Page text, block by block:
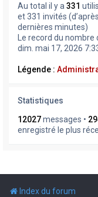
Au total il y a 331
et 331 invités
dernières minutes)
Le record du
dim. mai 17, 2026
Légende :
Statistiques
12027messages •
enregistré le plus
Index du forum